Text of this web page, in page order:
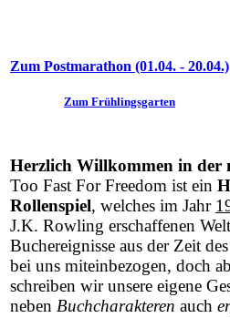
Zum Postmarathon (01.04. - 20.04.)
Zum Frühlingsgarten
Herzlich Willkommen in der
Too Fast For Freedom ist ein
Rollenspiel, welches im Jahr
J.K. Rowling erschaffenen
Buchereignisse aus der Zeit
bei uns miteinbezogen, doch
schreiben wir unsere eigene
neben Buchcharakteren auch